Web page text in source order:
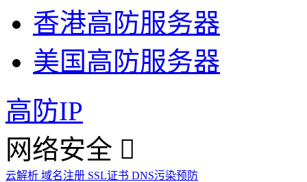
香港高防服务器
美国高防服务器
高防IP
网络安全
云解析 域名注册 SSL证书 DNS污染预防